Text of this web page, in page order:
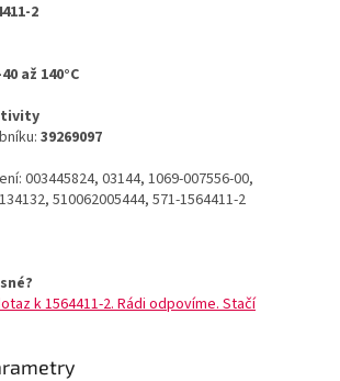
2
až 140°C
39269097
003445824, 03144, 1069-007556-00,
510062005444, 571-1564411-2
k 1564411-2. Rádi odpovíme. Stačí